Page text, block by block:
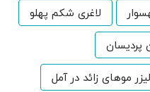
لاغری شکم پهلو
پردیسان
لیزر موهای زائد در آمل